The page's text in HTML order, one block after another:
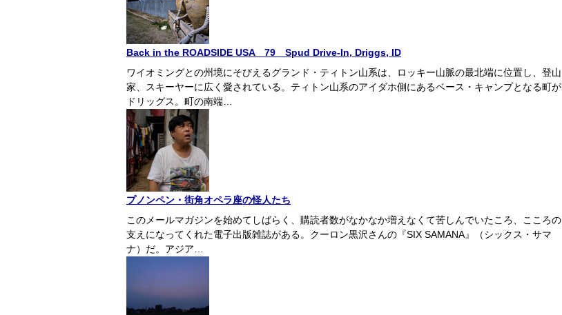
Back in the ROADSIDE USA 79 Spud Drive-In, Driggs, ID
ワイオミングとの州境にそびえるグランド・ティトン山系は、ロッキー山脈の最北端に位置し、登山
家、スキーヤーに広く愛されている。ティトン山系のアイダホ側にあるベース・キャンプとなる町が
ドリッグス。町の南端…
プノンペン・街角オペラ座の怪人たち
このメールマガジンを始めてしばらく、購読者数がなかなか増えなくて苦しんでいたころ、こころの
支えになってくれた電子出版雑誌がある。クーロン黒沢さんの『SIX SAMANA』（シックス・サマ
ナ）だ。アジア…